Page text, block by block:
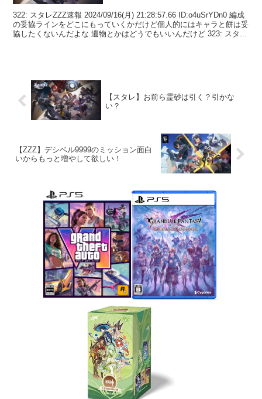
322: スタレZZZ速報 2024/09/16(月) 21:28:57.66 ID:o4uSrYDn0 編成
の妥協ラインをどこにもっていくかだけど個人的にはキャラと餅は妥
協したくないんだよな 遺物とかはどうでもいいんだけど 323: スタ...
【スタレ】お前ら霊砂は引く？引かな
い？
【ZZZ】デシベル9999のミッション面白
いからもっと増やして欲しい！